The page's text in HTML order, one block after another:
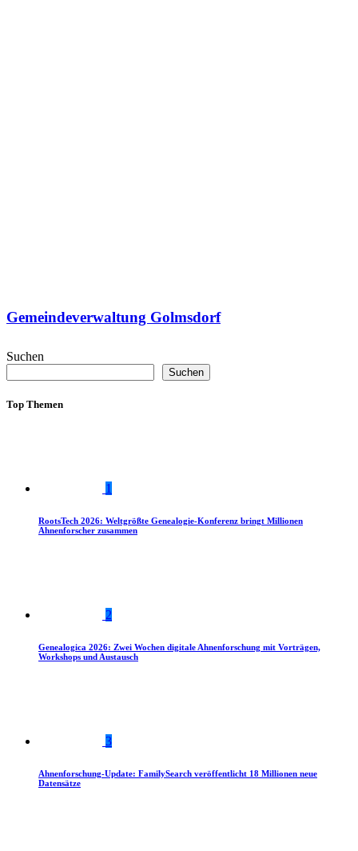
Gemeindeverwaltung Golmsdorf
Suchen
Suchen
Top Themen
1
RootsTech 2026: Weltgrößte Genealogie-Konferenz bringt Millionen
Ahnenforscher zusammen
2
Genealogica 2026: Zwei Wochen digitale Ahnenforschung mit Vorträgen,
Workshops und Austausch
3
Ahnenforschung-Update: FamilySearch veröffentlicht 18 Millionen neue
Datensätze